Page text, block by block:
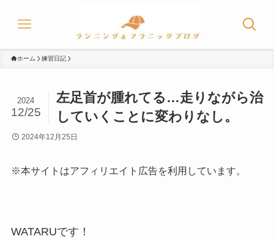
ホーム 練習日記
左足首が腫れてる…走りながら治
していくことに変わりなし。
2024
12/25
2024年12月25日
※本サイトはアフィリエイト広告を利用しています。
WATARUです！